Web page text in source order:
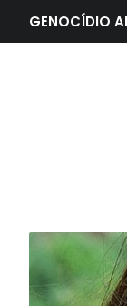
para
GENOCÍDIO